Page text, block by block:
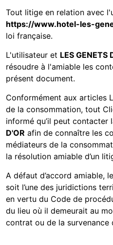
Tout litige en relation avec
https://www.hotel-les-
loi française.
L'utilisateur et LES GENETS
résoudre à l'amiable les
présent document.
Conformément aux articles
de la consommation, tout
informé qu’il peut contacter
D'OR afin de connaître les
médiateurs de la
la résolution amiable d’un
A défaut d’accord amiable,
soit l’une des juridictions
en vertu du Code de
du lieu où il demeurait au
contrat ou de la survenance